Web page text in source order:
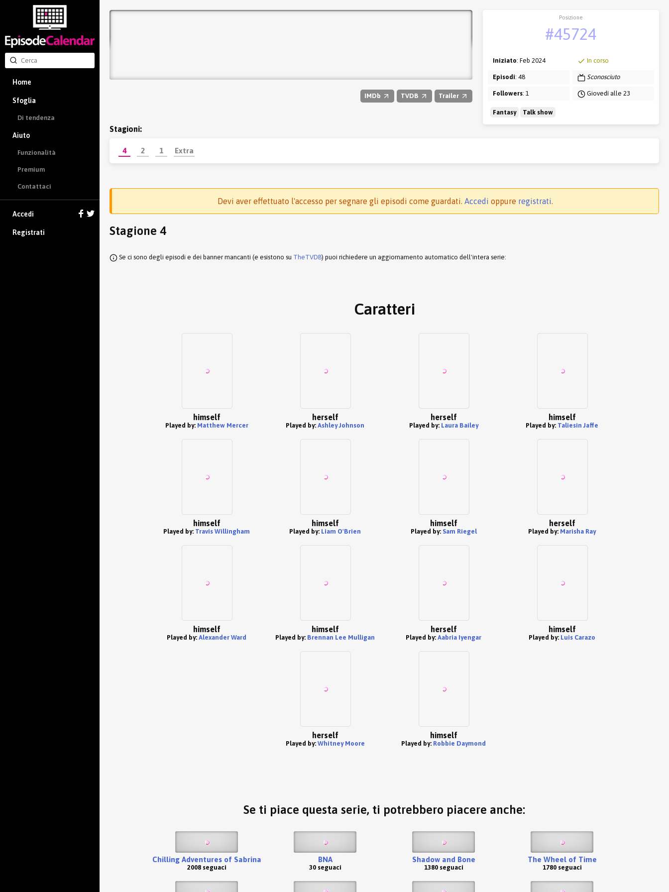
Home
Sfoglia
Di tendenza
Aiuto
Funzionalità
Premium
Contattaci
Accedi
Registrati
IMDb TVDB Trailer
Posizione
#45724
Iniziato: Feb 2024
Episodi: 48
Followers: 1
In corso
Sconosciuto
Giovedì alle 23
Fantasy Talk show
Stagioni:
4 2 1 Extra
Devi aver effettuato l'accesso per segnare gli episodi come guardati. Accedi oppure registrati.
Stagione 4
Se ci sono degli episodi e dei banner mancanti (e esistono su TheTVDB) puoi richiedere un aggiornamento automatico dell'intera serie:
Caratteri
himself
Played by: Matthew Mercer
herself
Played by: Ashley Johnson
herself
Played by: Laura Bailey
himself
Played by: Taliesin Jaffe
himself
Played by: Travis Willingham
himself
Played by: Liam O'Brien
himself
Played by: Sam Riegel
herself
Played by: Marisha Ray
himself
Played by: Alexander Ward
himself
Played by: Brennan Lee Mulligan
herself
Played by: Aabria Iyengar
himself
Played by: Luis Carazo
herself
Played by: Whitney Moore
himself
Played by: Robbie Daymond
Se ti piace questa serie, ti potrebbero piacere anche:
Chilling Adventures of Sabrina
2008 seguaci
BNA
30 seguaci
Shadow and Bone
1380 seguaci
The Wheel of Time
1780 seguaci